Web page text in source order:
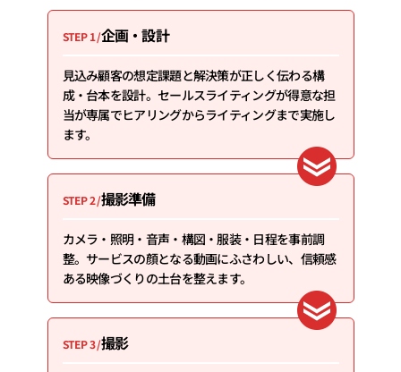
STEP 1 /企画・設計
見込み顧客の想定課題と解決策が正しく伝わる構
成・台本を設計。セールスライティングが得意な担
当が専属でヒアリングからライティングまで実施し
ます。
STEP 2 /撮影準備
カメラ・照明・音声・構図・服装・日程を事前調
整。サービスの顔となる動画にふさわしい、信頼感
ある映像づくりの土台を整えます。
STEP 3 /撮影